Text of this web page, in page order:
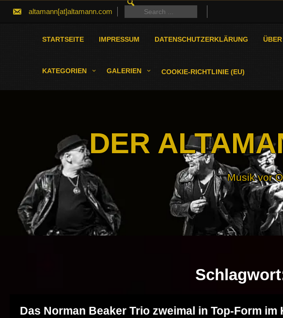
altamann[at]altamann.com
FOR:
Search
for:
STARTSEITE IMPRESSUM DATENSCHUTZERKLÄRUNG
KATEGORIEN GALERIEN COOKIE-RICHTLINIE (EU)
DER
Musik vor
Das Norman Beaker Trio zweimal in Top-Form